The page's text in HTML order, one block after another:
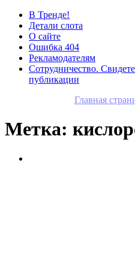
В Тренде!
Детали слота
О сайте
Ошибка 404
Рекламодателям
Сотрудничество.
публикации
Главная
Метка: